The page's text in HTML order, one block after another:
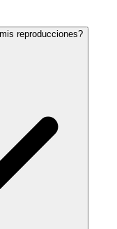
reproducciones?